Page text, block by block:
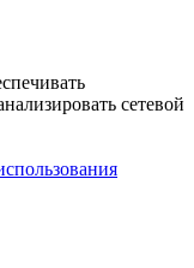
сетевой